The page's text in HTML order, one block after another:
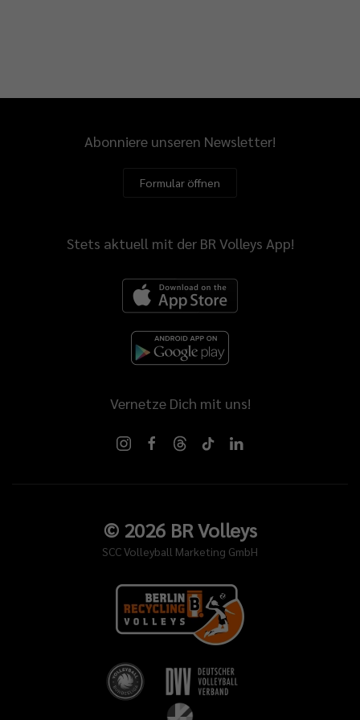
Abonniere unseren Newsletter!
Formular öffnen
Stets aktuell mit der BR Volleys App!
Vernetze Dich mit uns!
© 2026BR Volleys
SCC Volleyball Marketing GmbH